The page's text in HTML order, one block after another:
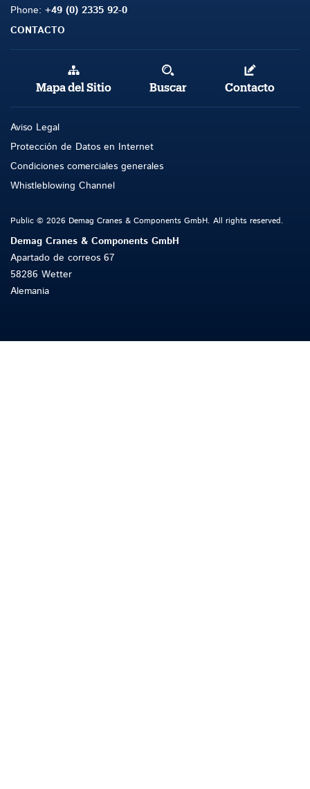
Phone: +49 (0) 2335 92-0
CONTACTO
Aviso Legal
Protección de Datos en Internet
Condiciones comerciales generales
Whistleblowing Channel
Mapa del Sitio Buscar Contacto
Public © 2026 Demag Cranes & Components GmbH. All rights reserved.
Demag Cranes & Components GmbH
Apartado de correos 67
58286 Wetter
Alemania